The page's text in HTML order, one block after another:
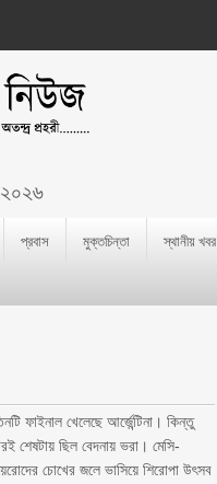
প্রবাস মুক্তচিন্তা স্থানীয় খবর
ফাইনাল খেলেছে আর্জেন্টিনা। কিন্তু
শেষটায় ছিল বেদনায় ভরা। মেসি-
চোখের জলে ভাসিয়ে শিরোপা উৎসব